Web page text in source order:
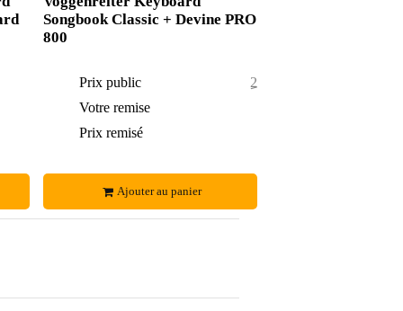
Songbook Classic + Devine PRO
800
Prix public
25,44 €
Votre remise
Prix remisé
Ajouter au panier